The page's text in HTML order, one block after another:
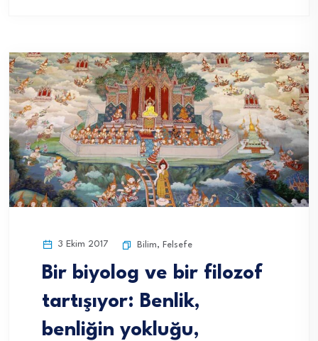
3 Ekim 2017 Bilim, Felsefe
Bir biyolog ve bir filozof
tartışıyor: Benlik,
benliğin yokluğu,